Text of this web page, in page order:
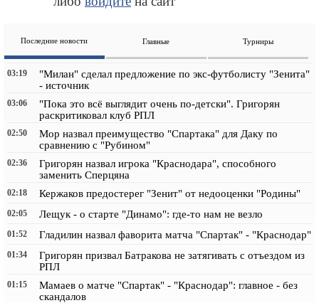
Последние новости Главные Турниры
03:19
"Милан" сделал предложение по экс-футболисту "Зенита"
- источник
03:06
"Пока это всё выглядит очень по-детски". Григорян
раскритиковал клуб РПЛ
02:50
Мор назвал преимущество "Спартака" для Даку по
сравнению с "Рубином"
02:36
Григорян назвал игрока "Краснодара", способного
заменить Сперцяна
02:18 Кержаков предостерег "Зенит" от недооценки "Родины"
02:05 Лещук - о старте "Динамо": где-то нам не везло
01:52 Гладилин назвал фаворита матча "Спартак" - "Краснодар"
01:34
Григорян призвал Батракова не затягивать с отъездом из
РПЛ
01:15
Мамаев о матче "Спартак" - "Краснодар": главное - без
скандалов